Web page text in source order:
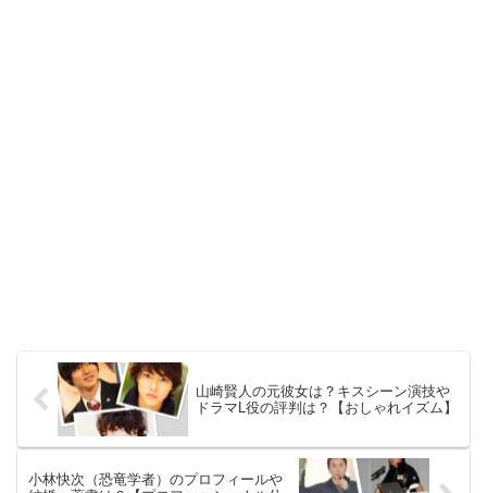
山崎賢人の元彼女は？キスシーン演技や
ドラマL役の評判は？【おしゃれイズム】
小林快次（恐竜学者）のプロフィールや